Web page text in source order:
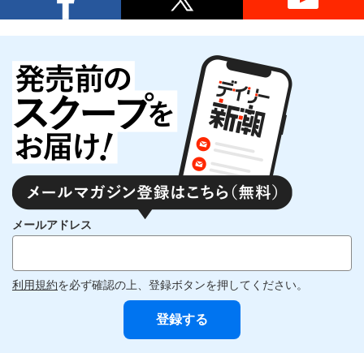
メールアドレス
利用規約を必ず確認の上、登録ボタンを押してください。